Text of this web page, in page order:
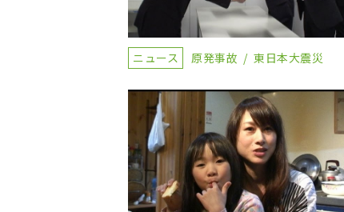
ニュース 原発事故 東日本大震災